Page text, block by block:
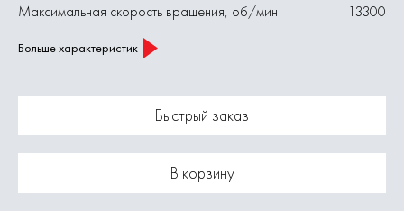
Максимальная скорость вращения, об/мин
13300
Больше характеристик
Быстрый заказ
В корзину